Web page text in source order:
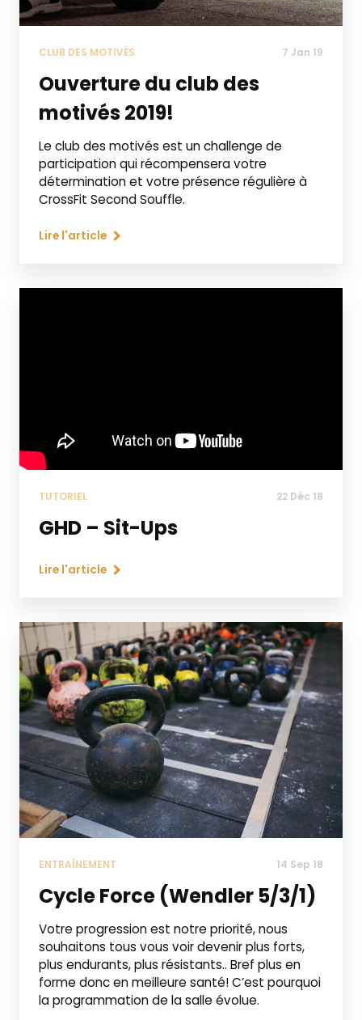
CLUB DES MOTIVÉS 7 Jan 19
Ouverture du club des
motivés 2019!
Le club des motivés est un challenge de
participation qui récompensera votre
détermination et votre présence régulière à
CrossFit Second Souffle.
Lire l'article
TUTORIEL 22 Déc 18
GHD – Sit-Ups
Lire l'article
ENTRAÎNEMENT 14 Sep 18
Cycle Force (Wendler 5/3/1)
Votre progression est notre priorité, nous
souhaitons tous vous voir devenir plus forts,
plus endurants, plus résistants.. Bref plus en
forme donc en meilleure santé! C’est pourquoi
la programmation de la salle évolue.